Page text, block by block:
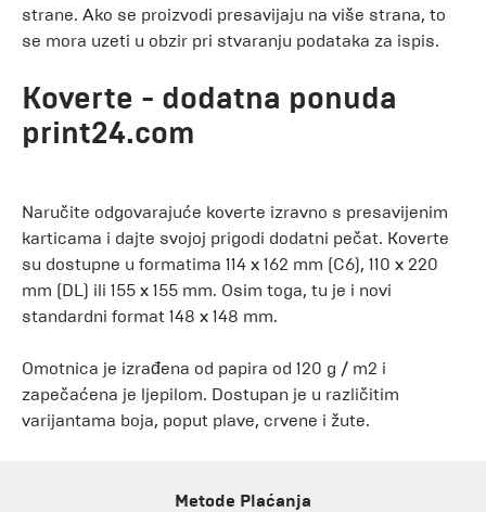
strane. Ako se proizvodi presavijaju na više strana, to
se mora uzeti u obzir pri stvaranju podataka za ispis.
Koverte - dodatna ponuda
print24.com
Naručite odgovarajuće koverte izravno s presavijenim
karticama i dajte svojoj prigodi dodatni pečat. Koverte
su dostupne u formatima 114 x 162 mm (C6), 110 x 220
mm (DL) ili 155 x 155 mm. Osim toga, tu je i novi
standardni format 148 x 148 mm.
Omotnica je izrađena od papira od 120 g / m2 i
zapečaćena je ljepilom. Dostupan je u različitim
varijantama boja, poput plave, crvene i žute.
Metode Plaćanja